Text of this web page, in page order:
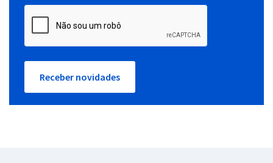
Receber novidades